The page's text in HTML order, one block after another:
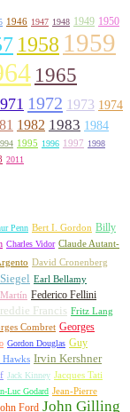
1946 1947 1948 1949 1950
1958 1959
1965
1972 1973 1974
1982 1983 1984
1995 1996 1997 1998
2011
Penn Bert I. Gordon Billy
Charles Vidor Claude Autant-
David Cronenberg
Earl Bellamy
Federico Fellini
Francis Fritz Lang
Combret Georges
Gordon Douglas Guy
Hawks Irvin Kershner
Jack Kinney Jacques Tati
Luc Godard Jean-Pierre
Ford John Gilling